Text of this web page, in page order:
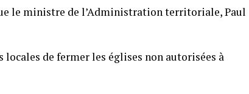
le ministre de l’Administration territoriale, Paul
de fermer les églises non autorisées à